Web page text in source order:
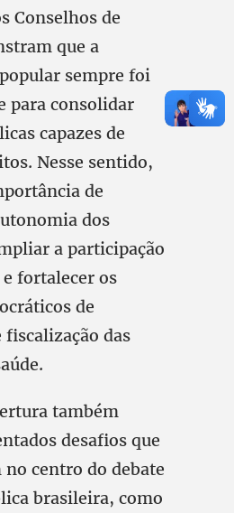
Conselhos de
que a
sempre foi
para consolidar
capazes de
Nesse sentido,
de
dos
a participação
e fortalecer os
de
das
também
desafios que
centro do debate
brasileira, como